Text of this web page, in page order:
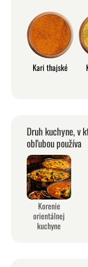
Kari thajské
Druh kuchyne, v
obľubou používa
Korenie
orientálnej
kuchyne